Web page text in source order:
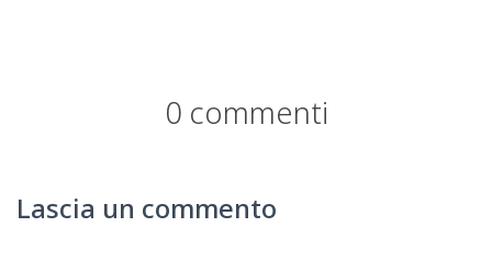
0 commenti
Lascia un commento